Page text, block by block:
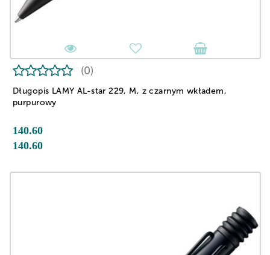
Długopis LAMY AL-star 229, M, z czarnym wkładem,
purpurowy
(0)
140.60
140.60